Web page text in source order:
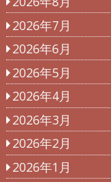
2026年7月
2026年6月
2026年5月
2026年4月
2026年3月
2026年2月
2026年1月